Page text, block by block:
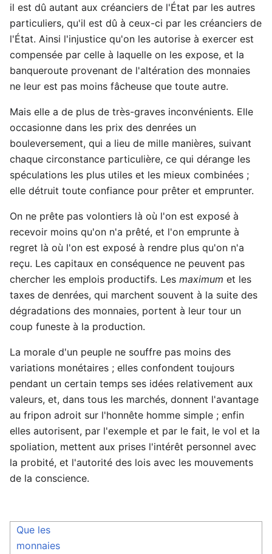
il est dû autant aux créanciers de l'État par les autres
particuliers, qu'il est dû à ceux-ci par les créanciers de
l'État. Ainsi l'injustice qu'on les autorise à exercer est
compensée par celle à laquelle on les expose, et la
banqueroute provenant de l'altération des monnaies
ne leur est pas moins fâcheuse que toute autre.
Mais elle a de plus de très-graves inconvénients. Elle
occasionne dans les prix des denrées un
bouleversement, qui a lieu de mille manières, suivant
chaque circonstance particulière, ce qui dérange les
spéculations les plus utiles et les mieux combinées ;
elle détruit toute confiance pour prêter et emprunter.
On ne prête pas volontiers là où l'on est exposé à
recevoir moins qu'on n'a prêté, et l'on emprunte à
regret là où l'on est exposé à rendre plus qu'on n'a
reçu. Les capitaux en conséquence ne peuvent pas
chercher les emplois productifs. Les maximum et les
taxes de denrées, qui marchent souvent à la suite des
dégradations des monnaies, portent à leur tour un
coup funeste à la production.
La morale d'un peuple ne souffre pas moins des
variations monétaires ; elles confondent toujours
pendant un certain temps ses idées relativement aux
valeurs, et, dans tous les marchés, donnent l'avantage
au fripon adroit sur l'honnête homme simple ; enfin
elles autorisent, par l'exemple et par le fait, le vol et la
spoliation, mettent aux prises l'intérêt personnel avec
la probité, et l'autorité des lois avec les mouvements
de la conscience.
Que les
monnaies